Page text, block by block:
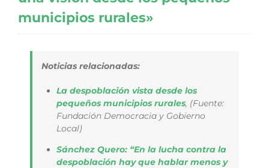
municipios rurales»
Noticias relacionadas:
La despoblación vista desde los
pequeños municipios rurales, (Fuente:
Fundación Democracia y Gobierno
Local)
Sánchez Quero: “En la lucha contra la
despoblación hay que hablar menos y